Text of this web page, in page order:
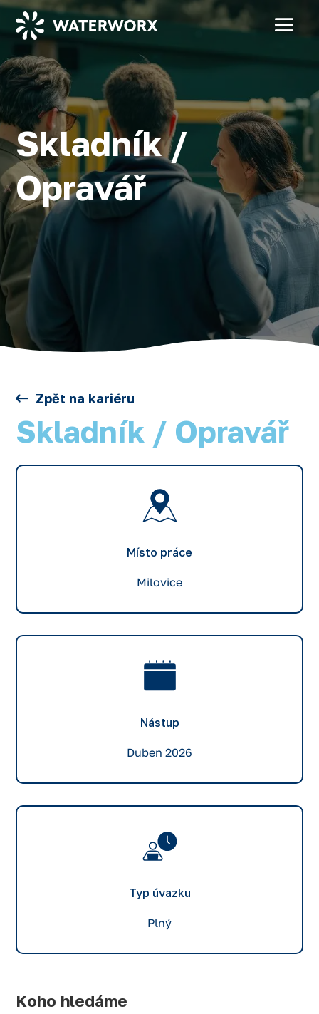
Skladník /
Opravář
Zpět na kariéru
Skladník / Opravář
Místo práce
Milovice
Nástup
Duben 2026
Typ úvazku
Plný
Koho hledáme